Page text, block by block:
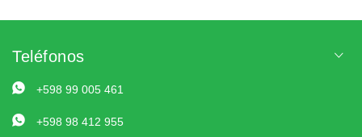
Teléfonos
+598 99 005 461
+598 98 412 955